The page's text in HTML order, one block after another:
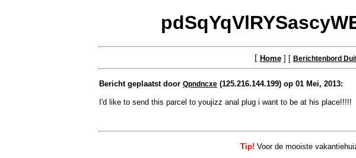
[ Home] [ Berichtenbord
Bericht geplaatst door Qpndncxe (125.216.144.199) op 01 Mei, 2013:
I'd like to send this parcel to youjizz anal plug i want to be at his place!!!!!
Tip! Voor de mooiste